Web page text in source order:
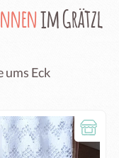
im Grätzl
ums Eck